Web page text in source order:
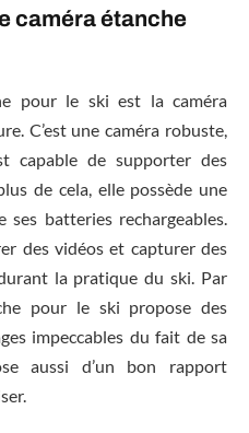
caméra étanche
pour le ski est la caméra
C’est une caméra robuste,
capable de supporter des
de cela, elle possède une
batteries rechargeables.
des vidéos et capturer des
la pratique du ski. Par
pour le ski propose des
impeccables du fait de sa
aussi d’un bon rapport